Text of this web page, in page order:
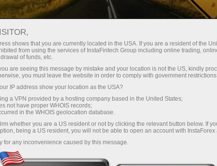
अभियान स्पर्धाएँ InstaForex बैलून
इंस्टाफॉरेक्ष् : सूर्य के लिए पहुँच
2012 के गर्मियों में अंतरराष्ट्रीय व्यापार सम्मेलन में, इंस्टाफॉरेक्ष्
कंपनी इस पर आधिकारिक लोगो के साथ अपने ब्रांडेड अेरोस्टत
का प्रदर्शन किया।
इंस्टाफॉरेक्ष् के साथ व्यापार से दिनचर्या ,परेशानियों और वित्तीय
समस्याओं से उपर जाने का अवसर है और अपने पसंदीदा गतिविधि
में उतर रही है।
shows that you are currently located in the USA. If you are a resident of the
from using the services of InstaFintech Group including online trading,
of funds, etc.
are seeing this message by mistake and your location is not the US, kindly
you must leave the website in order to comply with government
IP address show your location as the USA?
a VPN provided by a hosting company based in the United States;
not have proper WHOIS records;
in the WHOIS geolocation database.
whether you are a US resident or not by clicking the relevant button below. If
being a US resident, you will not be able to open an account with InstaForex
for any inconvenience caused by this message.